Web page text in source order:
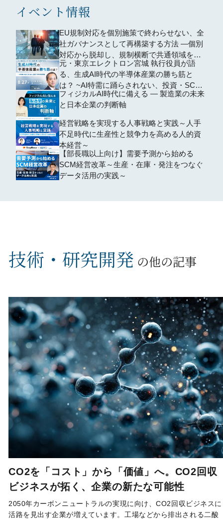
イベント情報
EU規制対応を個別施策で終わらせない、全
社ガバナンスとして再構築する方法 ―個別
対応から脱却し、規制横断で共通領域を再
編するための全社設計―
元・東京エレクトロン宮城 執行役員が語
る、生成AI時代の半導体産業の勝ち筋と
は？ ~AI特需に踊らされない、投資・SCM
の判断軸~
フィジカルAI時代に備える ― 製造業の未来
と日本企業の判断軸
経営戦略を実現する人事戦略と実践～人手
不足時代に生産性と競争力を高める人的資
本経営～
【部長職以上向け】需要予測から始める
SCM経営改革～生産・在庫・発注をつなぐ
データ活用の実践～
技術・研究開発 の他の記事
CO2を「コスト」から「価値」へ。CO2回収
ビジネスが拓く、企業の新たな可能性
2050年カーボンニュートラルの実現に向け、CO2回収ビジネスに
活路を見出す企業が増えています。工場などから排出される二酸